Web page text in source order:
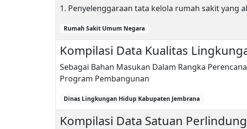
1. Penyelenggaraan tata kelola rumah sakit yang
Rumah Sakit Umum Negara
Kompilasi Data Kualitas
Sebagai Bahan Masukan Dalam Rangka
Program Pembangunan
Dinas Lingkungan Hidup Kabupaten Jembrana
Kompilasi Data Satuan